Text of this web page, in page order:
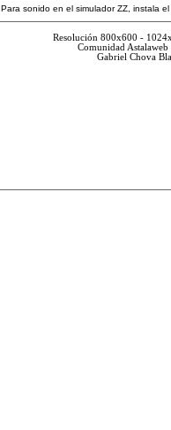
Para sonido en el simulador ZZ, instala
Resolución 800x600 -
Comunidad
Gabriel Chova